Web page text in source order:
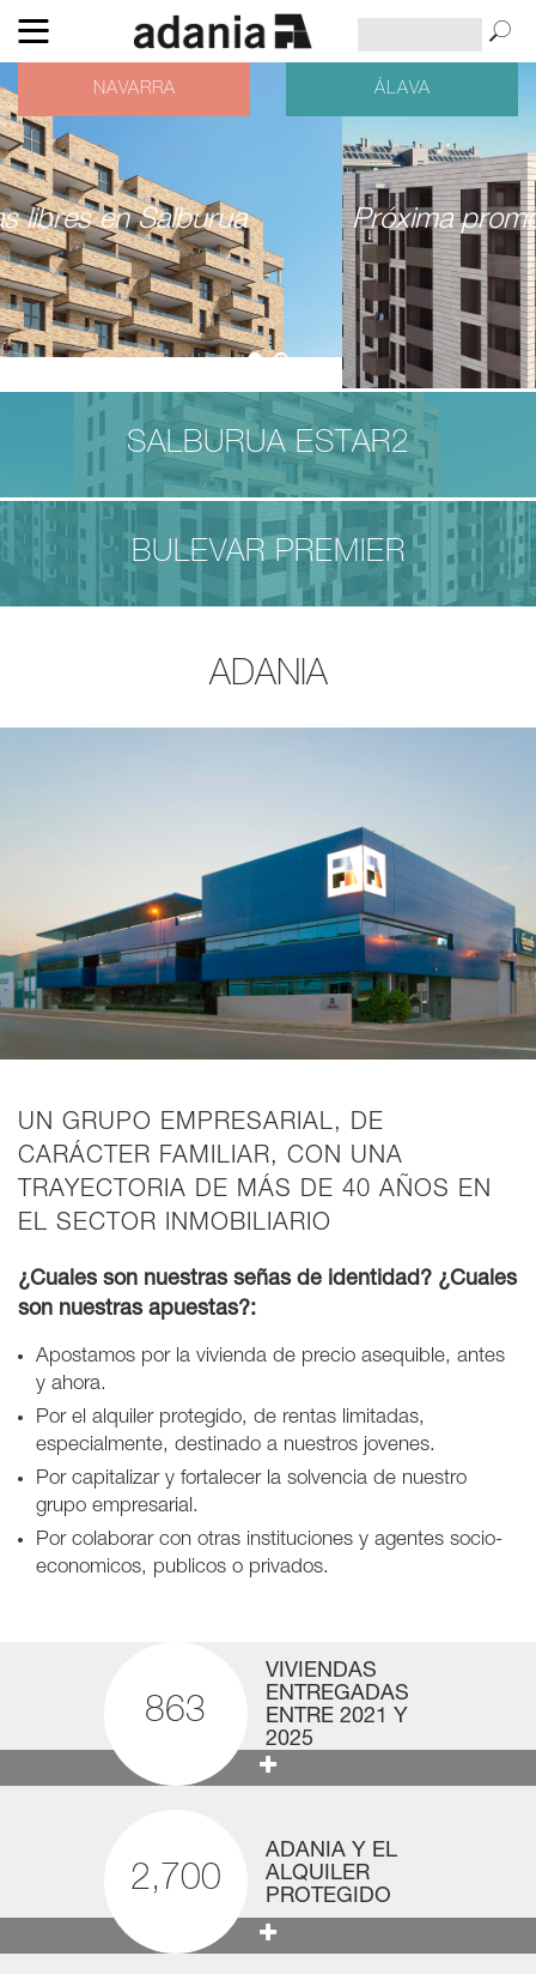
Próxima promoción de V.P.T. en el Bulevar
de Salburua
NAVARRA ÁLAVA
SALBURUA ESTAR2
BULEVAR PREMIER
ADANIA
UN GRUPO EMPRESARIAL, DE
CARÁCTER FAMILIAR, CON UNA
TRAYECTORIA DE MÁS DE 40 AÑOS EN
EL SECTOR INMOBILIARIO
¿Cuales son nuestras señas de identidad? ¿Cuales
son nuestras apuestas?:
Apostamos por la vivienda de precio asequible, antes
y ahora.
Por el alquiler protegido, de rentas limitadas,
especialmente, destinado a nuestros jovenes.
Por capitalizar y fortalecer la solvencia de nuestro
grupo empresarial.
Por colaborar con otras instituciones y agentes socio-
economicos, publicos o privados.
863
VIVIENDAS
ENTREGADAS
ENTRE 2021 Y
2025
2,700
ADANIA Y EL
ALQUILER
PROTEGIDO